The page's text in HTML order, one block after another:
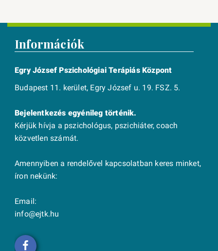
Információk
Egry József Pszichológiai Terápiás Központ
Budapest 11. kerület, Egry József u. 19. FSZ. 5.
Bejelentkezés egyénileg történik.
Kérjük hívja a pszichológus, pszichiáter, coach
közvetlen számát.
Amennyiben a rendelővel kapcsolatban keres minket,
íron nekünk:
Email:
info@ejtk.hu